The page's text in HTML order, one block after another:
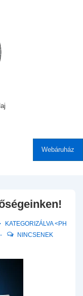
Webáruház
KATEGORIZÁLVA <PH
NINCSENEK